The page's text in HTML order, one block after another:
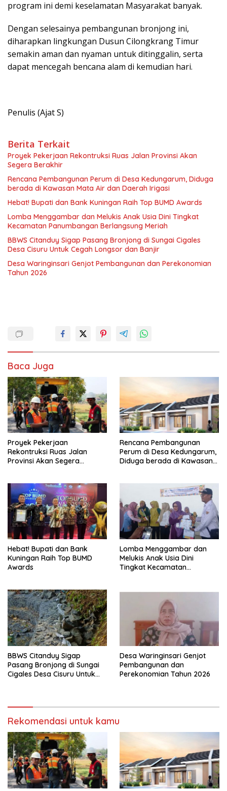
program ini demi keselamatan Masyarakat banyak.
Dengan selesainya pembangunan bronjong ini,
diharapkan lingkungan Dusun Cilongkrang Timur
semakin aman dan nyaman untuk ditinggalin, serta
dapat mencegah bencana alam di kemudian hari.
Penulis (Ajat S)
Berita Terkait
Proyek Pekerjaan Rekontruksi Ruas Jalan Provinsi Akan
Segera Berakhir
Rencana Pembangunan Perum di Desa Kedungarum, Diduga
berada di Kawasan Mata Air dan Daerah Irigasi
Hebat! Bupati dan Bank Kuningan Raih Top BUMD Awards
Lomba Menggambar dan Melukis Anak Usia Dini Tingkat
BBWS Citanduy Sigap Pasang Bronjong di Sungai Cigales
Desa Cisuru Untuk Cegah Longsor dan Banjir
Desa Waringinsari Genjot Pembangunan dan Perekonomian
Tahun 2026
Baca Juga
Proyek Pekerjaan
Rekontruksi Ruas Jalan
Provinsi Akan Segera
Rencana Pembangunan
Perum di Desa Kedungarum,
Diduga berada di Kawasan
Hebat! Bupati dan Bank
Kuningan Raih Top BUMD
Awards
Lomba Menggambar dan
Melukis Anak Usia Dini
Tingkat Kecamatan
BBWS Citanduy Sigap
Pasang Bronjong di Sungai
Cigales Desa Cisuru Untuk
Desa Waringinsari Genjot
Pembangunan dan
Perekonomian Tahun 2026
Rekomendasi untuk kamu